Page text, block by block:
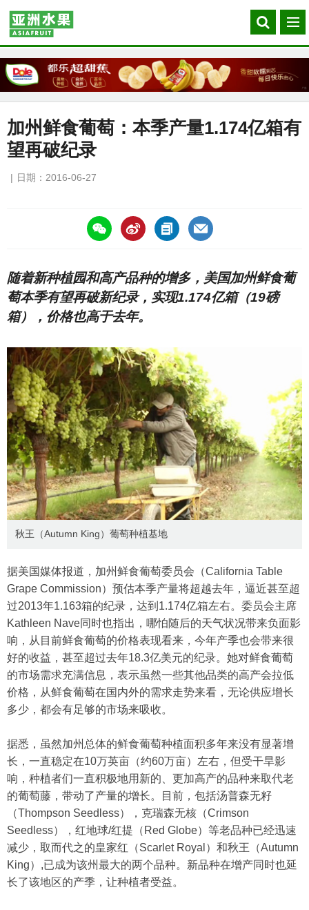
Search
our
菜
单
加州鲜食葡萄：本季产量1.174亿箱有
望再破纪录
日期：2016-06-27
https://asiafruitchina.net/15527.html
随着新种植园和高产品种的增多，美国加州鲜食葡
萄本季有望再破新纪录，实现1.174亿箱（19磅
箱），价格也高于去年。
秋王（Autumn King）葡萄种植基地
据美国媒体报道，加州鲜食葡萄委员会（California Table
Grape Commission）预估本季产量将超越去年，逼近甚至超
过2013年1.163箱的纪录，达到1.174亿箱左右。委员会主席
Kathleen Nave同时也指出，哪怕随后的天气状况带来负面影
响，从目前鲜食葡萄的价格表现看来，今年产季也会带来很
好的收益，甚至超过去年18.3亿美元的纪录。她对鲜食葡萄
的市场需求充满信息，表示虽然一些其他品类的高产会拉低
价格，从鲜食葡萄在国内外的需求走势来看，无论供应增长
多少，都会有足够的市场来吸收。
据悉，虽然加州总体的鲜食葡萄种植面积多年来没有显著增
长，一直稳定在10万英亩（约60万亩）左右，但受干旱影
响，种植者们一直积极地用新的、更加高产的品种来取代老
的葡萄藤，带动了产量的增长。目前，包括汤普森无籽
（Thompson Seedless），克瑞森无核（Crimson
Seedless），红地球/红提（Red Globe）等老品种已经迅速
减少，取而代之的皇家红（Scarlet Royal）和秋王（Autumn
King）,已成为该州最大的两个品种。新品种在增产同时也延
长了该地区的产季，让种植者受益。